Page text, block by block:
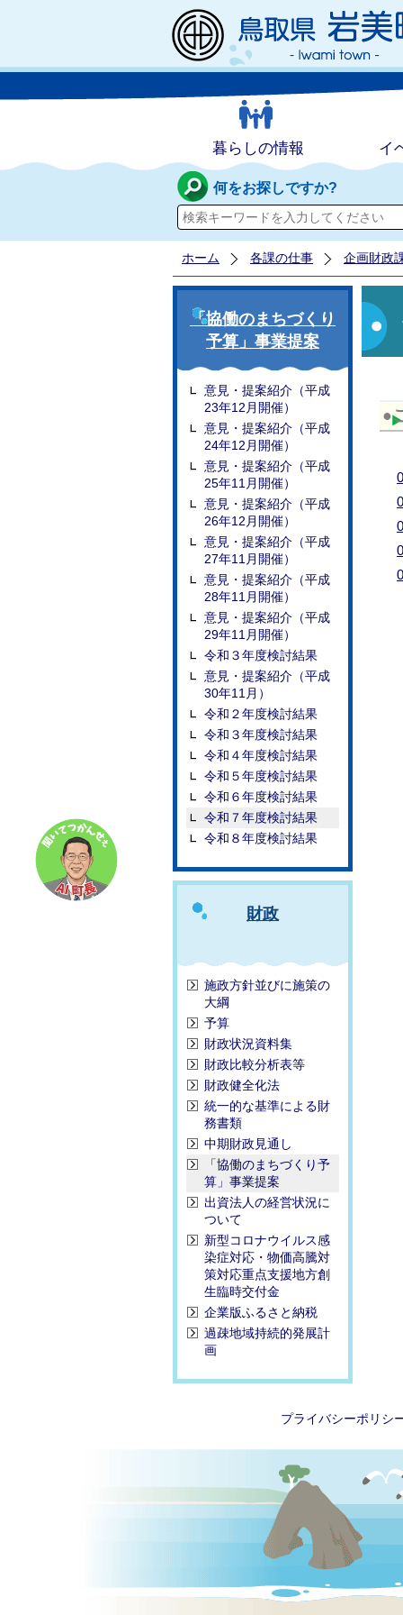
暮らしの情報 イ
何をお探しですか?
ホーム 各課の仕事 企画財政
「協働のまちづくり
予算」事業提案
意見・提案紹介（平成
23年12月開催）
意見・提案紹介（平成
24年12月開催）
意見・提案紹介（平成
25年11月開催）
意見・提案紹介（平成
26年12月開催）
意見・提案紹介（平成
27年11月開催）
意見・提案紹介（平成
28年11月開催）
意見・提案紹介（平成
29年11月開催）
令和３年度検討結果
意見・提案紹介（平成
30年11月）
令和２年度検討結果
令和３年度検討結果
令和４年度検討結果
令和５年度検討結果
令和６年度検討結果
令和７年度検討結果
令和８年度検討結果
財政
施政方針並びに施策の
大綱
予算
財政状況資料集
財政比較分析表等
財政健全化法
統一的な基準による財
務書類
中期財政見通し
「協働のまちづくり予
算」事業提案
出資法人の経営状況に
ついて
新型コロナウイルス感
染症対応・物価高騰対
策対応重点支援地方創
生臨時交付金
企業版ふるさと納税
過疎地域持続的発展計
画
●
プライバシーポリシ